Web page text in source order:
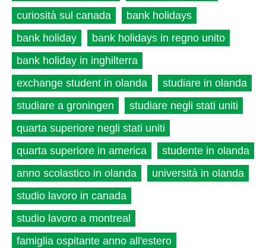
curiosità sul canada
bank holidays
bank holiday
bank holidays in regno unito
bank holiday in inghilterra
exchange student in olanda
studiare in olanda
studiare a groningen
studiare negli stati uniti
quarta superiore negli stati uniti
quarta superiore in america
studente in olanda
anno scolastico in olanda
università in olanda
studio lavoro in canada
studio lavoro a montreal
famiglia ospitante anno all'estero